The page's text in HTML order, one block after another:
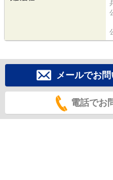
メールでお
電話でお